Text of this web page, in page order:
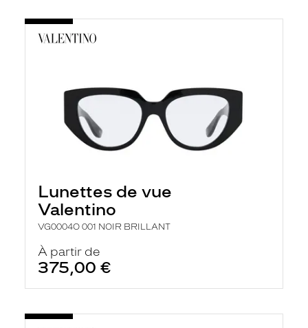
Lunettes de vue
Valentino
VG0004O 001 NOIR BRILLANT
À partir de
375,00 €